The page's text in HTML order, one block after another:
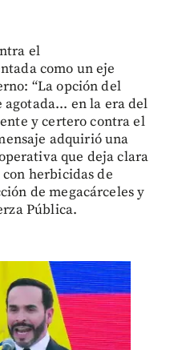
el
como un eje
“La opción del
en la era del
y certero contra el
adquirió una
que deja clara
herbicidas de
de megacárceles y
Pública.